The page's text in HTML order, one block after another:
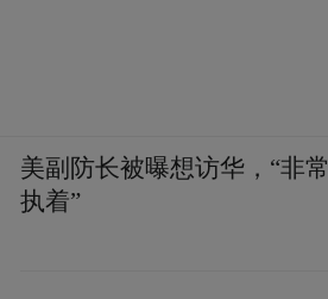
美副防长被曝想访华，“非常
执着”